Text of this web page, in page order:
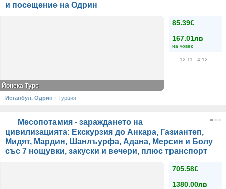
и посещение на Одрин
85.39€
167.01лв
на човек
12.11 - 4.12
Йонека Турс
Истанбул, Одрин · Турция
Месопотамия - зараждането на
цивилизацията: Екскурзия до Анкара, Газиантеп,
Мидят, Мардин, Шанлъурфа, Адана, Мерсин и Болу
със 7 нощувки, закуски и вечери, плюс транспорт
705.58€
1380.00лв